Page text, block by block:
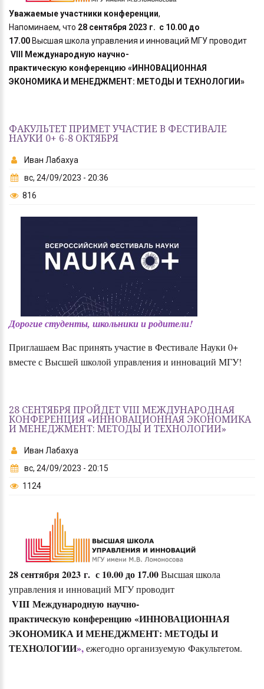
Уважаемые участники конференции,
Напоминаем, что 28 сентября 2023 г. с 10.00 до
17.00 Высшая школа управления и инноваций МГУ проводит
VIII Международную научно-
практическую конференцию «ИННОВАЦИОННАЯ
ЭКОНОМИКА И МЕНЕДЖМЕНТ: МЕТОДЫ И ТЕХНОЛОГИИ»
ФАКУЛЬТЕТ ПРИМЕТ УЧАСТИЕ В ФЕСТИВАЛЕ
НАУКИ 0+ 6-8 ОКТЯБРЯ
Иван Лабахуа
вс, 24/09/2023 - 20:36
816
Дорогие студенты, школьники и родители!
Приглашаем Вас принять участие в Фестивале Науки 0+
вместе с Высшей школой управления и инноваций МГУ!
28 СЕНТЯБРЯ ПРОЙДЕТ VIII МЕЖДУНАРОДНАЯ
КОНФЕРЕНЦИЯ «ИННОВАЦИОННАЯ ЭКОНОМИКА
И МЕНЕДЖМЕНТ: МЕТОДЫ И ТЕХНОЛОГИИ»
Иван Лабахуа
вс, 24/09/2023 - 20:15
1124
28 сентября 2023 г. с 10.00 до 17.00Высшая школа
управления и инноваций МГУ проводит
VIII Международную научно-
практическую конференцию «ИННОВАЦИОННАЯ
ЭКОНОМИКА И МЕНЕДЖМЕНТ: МЕТОДЫ И
ТЕХНОЛОГИИ»,ежегодно организуемую Факультетом.